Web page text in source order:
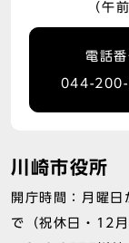
（午
電話
044-
川崎市役所
開庁時間：月曜
で（祝休日・12